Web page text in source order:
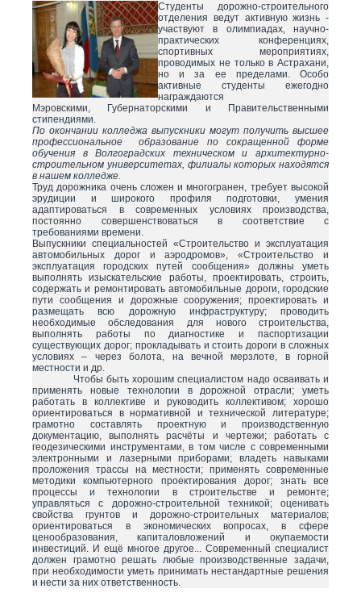
Студенты дорожно-строительного
отделения ведут активную жизнь -
участвуют в олимпиадах, научно-
практических конференциях,
спортивных мероприятиях,
проводимых не только в Астрахани,
но и за ее пределами. Особо
активные студенты ежегодно
награждаются
Мэровскими, Губернаторскими и Правительственными
стипендиями.
По окончании колледжа выпускники могут получить высшее
профессиональное образование по сокращенной форме
обучения в Волгоградских техническом и архитектурно-
строительном университетах, филиалы которых находятся
в нашем колледже.
Труд дорожника очень сложен и многогранен, требует высокой
эрудиции и широкого профиля подготовки, умения
адаптироваться в современных условиях производства,
постоянно совершенствоваться в соответствие с
требованиями времени.
Выпускники специальностей «Строительство и эксплуатация
автомобильных дорог и аэродромов», «Строительство и
эксплуатация городских путей сообщения» должны уметь
выполнять изыскательские работы, проектировать, строить,
содержать и ремонтировать автомобильные дороги, городские
пути сообщения и дорожные сооружения; проектировать и
размещать всю дорожную инфраструктуру; проводить
необходимые обследования для нового строительства,
выполнять работы по диагностике и паспортизации
существующих дорог; прокладывать и стоить дороги в сложных
условиях – через болота, на вечной мерзлоте, в горной
местности и др.
Чтобы быть хорошим специалистом надо осваивать и
применять новые технологии в дорожной отрасли; уметь
работать в коллективе и руководить коллективом; хорошо
ориентироваться в нормативной и технической литературе;
грамотно составлять проектную и производственную
документацию, выполнять расчёты и чертежи; работать с
геодезическими инструментами, в том числе с современными
электронными и лазерными приборами; владеть навыками
проложения трассы на местности; применять современные
методики компьютерного проектирования дорог; знать все
процессы и технологии в строительстве и ремонте;
управляться с дорожно-строительной техникой; оценивать
свойства грунтов и дорожно-строи­тельных материалов;
ориентироваться в экономических вопросах, в сфере
ценообразования, капиталовложений и окупаемости
инвестиций. И ещё многое другое... Современный специалист
должен грамотно решать любые производственные задачи,
при необходимости уметь принимать нестандартные решения
и нести за них ответственность.